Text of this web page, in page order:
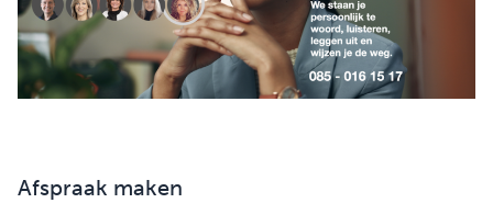
Afspraak maken